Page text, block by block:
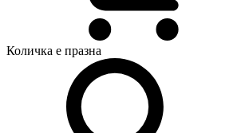
Количка е празна